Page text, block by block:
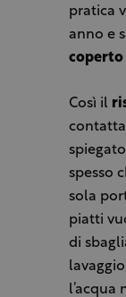
pratica
anno e
Così il
spesso
sola
piatti
di
l’acqua